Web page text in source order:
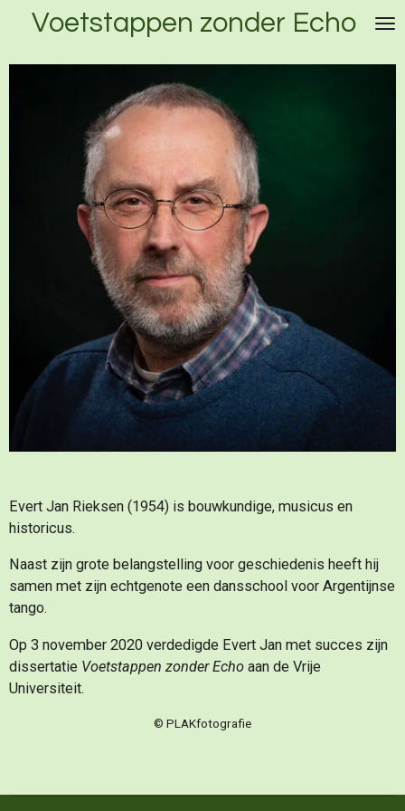
naar
Voetstappen zonder Echo
Evert Jan Rieksen (1954) is bouwkundige, musicus en
historicus.
Naast zijn grote belangstelling voor geschiedenis heeft hij
samen met zijn echtgenote een dansschool voor Argentijnse
tango.
Op 3 november 2020 verdedigde Evert Jan met succes zijn
dissertatie Voetstappen zonder Echo aan de Vrije
Universiteit.
© PLAKfotografie